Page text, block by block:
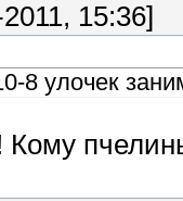
15:36]
8 улочек
Кому